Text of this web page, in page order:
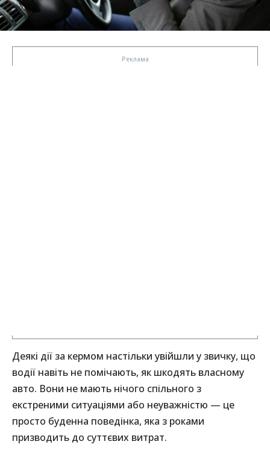
Деякі дії за кермом настільки увійшли у звичку, що
водії навіть не помічають, як шкодять власному
авто. Вони не мають нічого спільного з
екстреними ситуаціями або неуважністю — це
просто буденна поведінка, яка з роками
призводить до суттєвих витрат.